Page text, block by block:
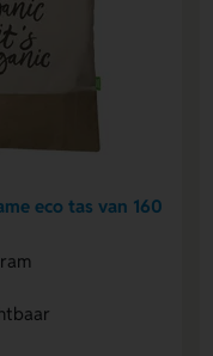
eco tas van 160